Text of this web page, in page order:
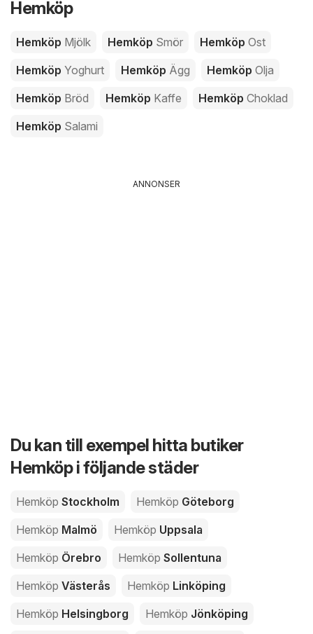
Hemköp
Hemköp Mjölk Hemköp Smör Hemköp Ost
Hemköp Yoghurt Hemköp Ägg Hemköp Olja
Hemköp Bröd Hemköp Kaffe Hemköp Choklad
Hemköp Salami
ANNONSER
Du kan till exempel hitta butiker
Hemköp i följande städer
Hemköp Stockholm Hemköp Göteborg
Hemköp Malmö Hemköp Uppsala
Hemköp Örebro Hemköp Sollentuna
Hemköp Västerås Hemköp Linköping
Hemköp Helsingborg Hemköp Jönköping